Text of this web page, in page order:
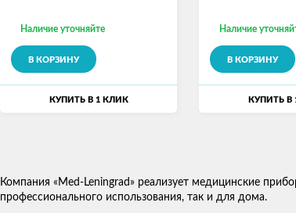
Наличие уточняйте
В КОРЗИНУ
КУПИТЬ В 1 КЛИК
Наличие
В КОРЗИНУ
КУПИТЬ В
Компания «Med-Leningrad» реализует медицинские
профессионального использования, так и для дома.